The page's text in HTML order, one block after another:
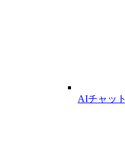
AIチャット